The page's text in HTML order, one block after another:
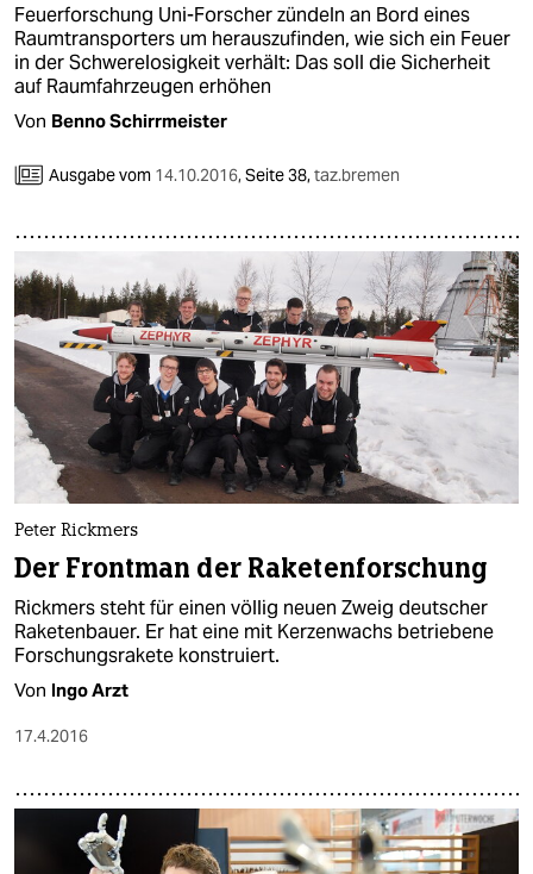
Feuerforschung Uni-Forscher zündeln an Bord eines
Raumtransporters um herauszufinden, wie sich ein Feuer
in der Schwerelosigkeit verhält: Das soll die Sicherheit
auf Raumfahrzeugen erhöhen
Von Benno Schirrmeister
Ausgabe vom 14.10.2016,Seite 38,taz.bremen
Peter Rickmers
Der Frontman der Raketenforschung
Rickmers steht für einen völlig neuen Zweig deutscher
Raketenbauer. Er hat eine mit Kerzenwachs betriebene
Forschungsrakete konstruiert.
Von Ingo Arzt
17.4.2016